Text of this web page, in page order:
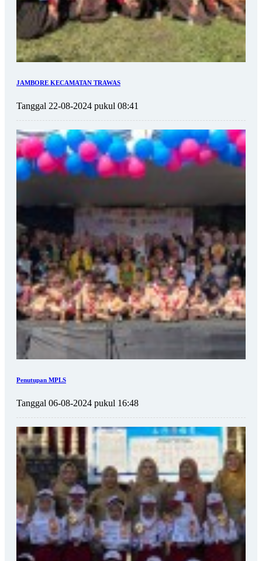
JAMBORE KECAMATAN TRAWAS
Tanggal 22-08-2024 pukul 08:41
Penutupan MPLS
Tanggal 06-08-2024 pukul 16:48